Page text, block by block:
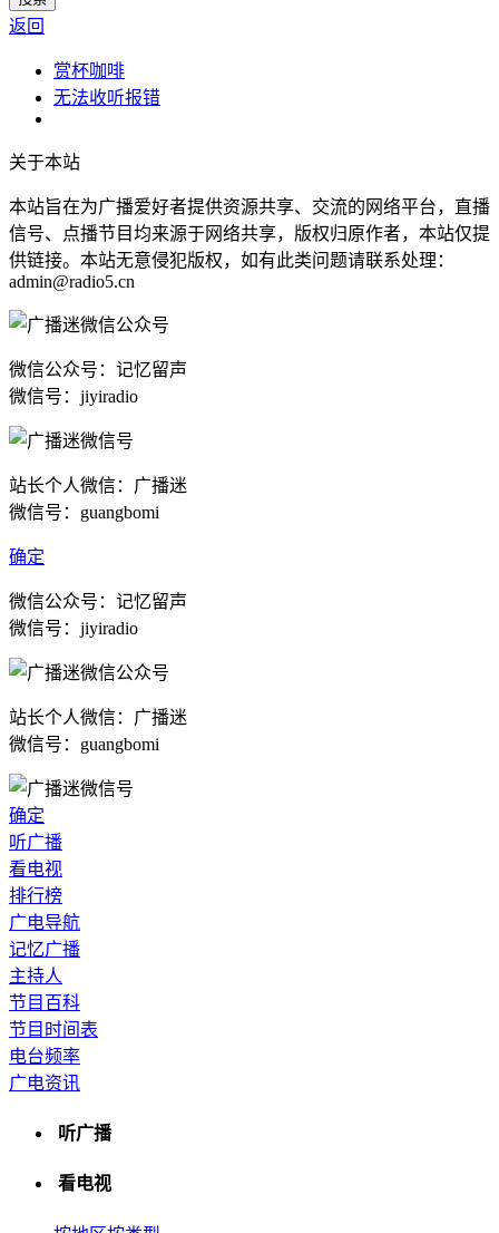
返回
赏杯咖啡
无法收听报错
关于本站
本站旨在为广播爱好者提供资源共享、交流的网络平台，直播
信号、点播节目均来源于网络共享，版权归原作者，本站仅提
供链接。本站无意侵犯版权，如有此类问题请联系处理：
admin@radio5.cn
微信公众号：记忆留声
微信号：jiyiradio
站长个人微信：广播迷
微信号：guangbomi
确定
微信公众号：记忆留声
微信号：jiyiradio
站长个人微信：广播迷
微信号：guangbomi
确定
听广播
看电视
排行榜
广电导航
记忆广播
主持人
节目百科
节目时间表
电台频率
广电资讯
听广播
看电视